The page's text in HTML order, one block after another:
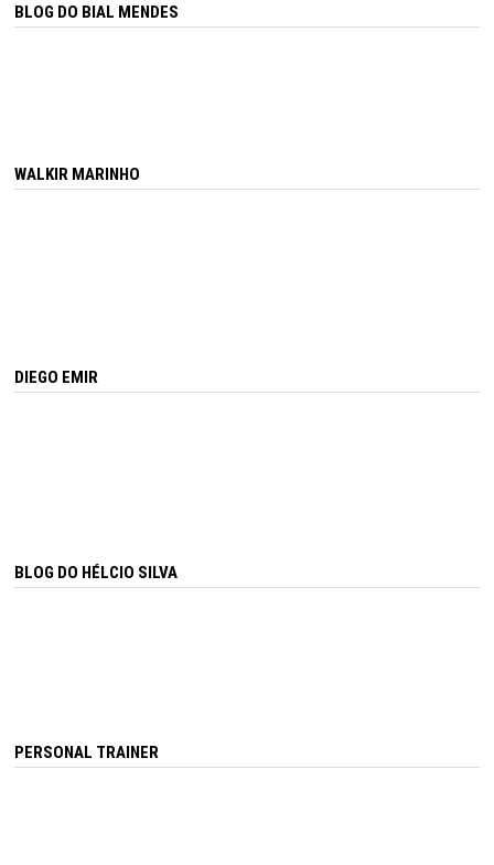
BLOG DO BIAL MENDES
WALKIR MARINHO
DIEGO EMIR
BLOG DO HÉLCIO SILVA
PERSONAL TRAINER